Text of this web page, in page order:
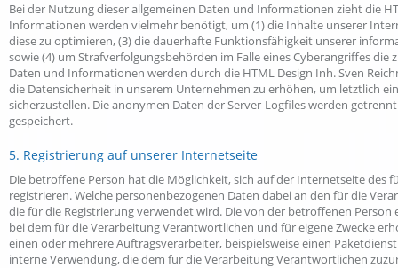
Bei der Nutzung dieser allgemeinen Daten und Informationen zieht die
Informationen werden vielmehr benötigt, um (1) die Inhalte unserer
diese zu optimieren, (3) die dauerhafte Funktionsfähigkeit unserer
sowie (4) um Strafverfolgungsbehörden im Falle eines Cyberangriffes
Daten und Informationen werden durch die HTML Design Inh. Sven
die Datensicherheit in unserem Unternehmen zu erhöhen, um letztlich
sicherzustellen. Die anonymen Daten der Server-Logfiles werden
gespeichert.
5. Registrierung auf unserer Internetseite
Die betroffene Person hat die Möglichkeit, sich auf der Internetseite
registrieren. Welche personenbezogenen Daten dabei an den für die
die für die Registrierung verwendet wird. Die von der betroffenen
bei dem für die Verarbeitung Verantwortlichen und für eigene Zwecke
einen oder mehrere Auftragsverarbeiter, beispielsweise einen
interne Verwendung, die dem für die Verarbeitung Verantwortlichen